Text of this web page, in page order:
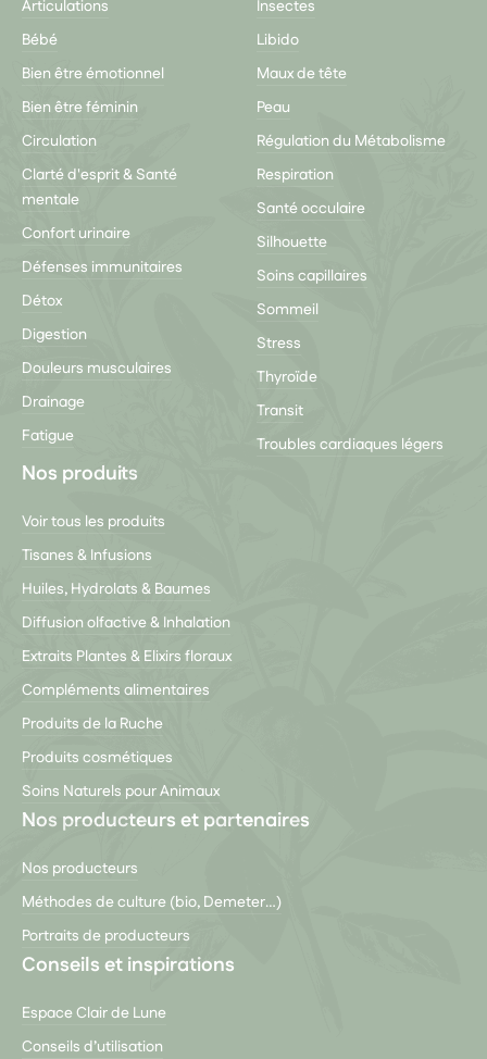
Articulations
Bébé
Bien être émotionnel
Bien être féminin
Circulation
Clarté d'esprit & Santé
mentale
Confort urinaire
Défenses immunitaires
Détox
Digestion
Douleurs musculaires
Drainage
Fatigue
Insectes
Libido
Maux de tête
Peau
Régulation du Métabolisme
Respiration
Santé occulaire
Silhouette
Soins capillaires
Sommeil
Stress
Thyroïde
Transit
Troubles cardiaques légers
Nos produits
Voir tous les produits
Tisanes & Infusions
Huiles, Hydrolats & Baumes
Diffusion olfactive & Inhalation
Extraits Plantes & Elixirs floraux
Compléments alimentaires
Produits de la Ruche
Produits cosmétiques
Soins Naturels pour Animaux
Nos producteurs et partenaires
Nos producteurs
Méthodes de culture (bio, Demeter…)
Portraits de producteurs
Conseils et inspirations
Espace Clair de Lune
Conseils d’utilisation